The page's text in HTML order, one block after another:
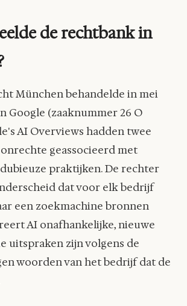
de rechtbank in
München behandelde in mei
Google (zaaknummer 26 O
AI Overviews hadden twee
geassocieerd met
praktijken. De rechter
dat voor elk bedrijf
een zoekmachine bronnen
AI onafhankelijke, nieuwe
uitspraken zijn volgens de
woorden van het bedrijf dat de